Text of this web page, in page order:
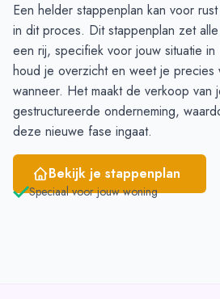
April
4
3
Mei
2
10
Juni
6 16
Een helder stappenplan kan voor
in dit proces. Dit stappenplan zet
een rij, specifiek voor jouw situatie
houd je overzicht en weet je precies
wanneer. Het maakt de verkoop van
gestructureerde onderneming,
deze nieuwe fase ingaat.
Bekijk je stappenplan
Speciaal voor jouw woning